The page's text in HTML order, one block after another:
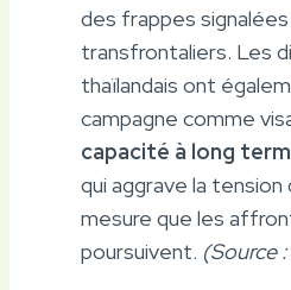
des frappes
transfrontaliers. Les
thaïlandais ont
campagne comme
capacité à long
qui aggrave la tension
mesure que les
poursuivent. (Source